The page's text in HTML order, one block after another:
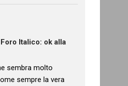
Italico: ok alla
sembra molto
sempre la vera